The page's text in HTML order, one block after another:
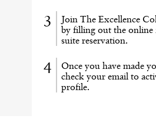
Join The Excellence
by filling out the
suite reservation.
Once you have made
check your email to
profile.